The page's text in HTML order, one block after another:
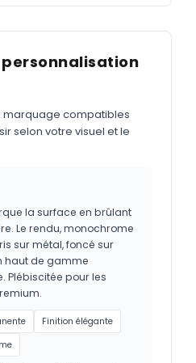
marquage compatibles
selon votre visuel et le
la surface en brûlant
Le rendu, monochrome
sur métal, foncé sur
haut de gamme
Plébiscitée pour les
Finition élégante